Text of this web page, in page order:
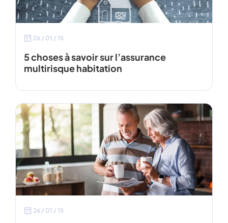
26 / 01 / 15
5 choses à savoir sur l’assurance
multirisque habitation
26 / 01 / 15